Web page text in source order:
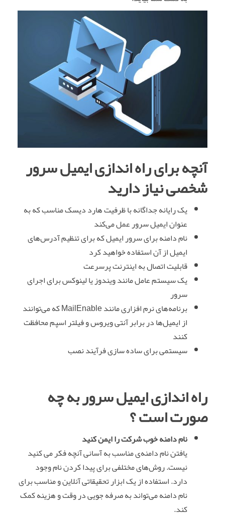
آنچه برای راه ‌اندازی ایمیل سرور
شخصی نیاز دارید
یک رایانه جداگانه با ظرفیت هارد دیسک مناسب که به
عنوان ایمیل سرور عمل می‌کند
نام دامنه برای سرور ایمیل که برای تنظیم آدرس‌های
ایمیل از آن استفاده خواهید کرد
قابلیت اتصال به اینترنت پرسرعت
یک سیستم عامل مانند ویندوز یا لینوکس برای اجرای
سرور
برنامه‌های نرم افزاری مانند MailEnable که می‌توانند
از ایمیل‌ها در برابر آنتی ویروس و فیلتر اسپم محافظت
کنند
سیستمی برای ساده سازی فرآیند نصب
راه‌ اندازی ایمیل سرور به چه
صورت است ؟
نام دامنه خوب شرکت را ایمن کنید
یافتن نام دامنه‌ی مناسب به آسانی آنچه فکر می کنید
نیست. روش‌های مختلفی برای پیدا کردن نام وجود
دارد. استفاده از یک ابزار تحقیقاتی آنلاین و مناسب برای
نام دامنه می‌تواند به صرفه جویی در وقت و هزینه کمک
کند.